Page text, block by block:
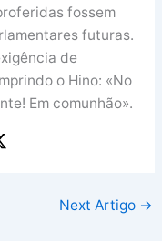
fossem
futuras.
de
o Hino: «No
Em comunhão».
Next Artigo →